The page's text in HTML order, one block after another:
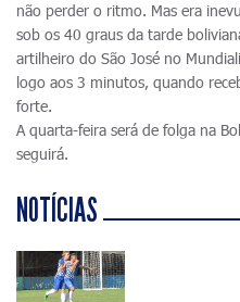
não perder o ritmo. Mas era
sob os 40 graus da tarde
artilheiro do São José no
logo aos 3 minutos, quando
forte.
A quarta-feira será de folga na
seguirá.
NOTÍCIAS